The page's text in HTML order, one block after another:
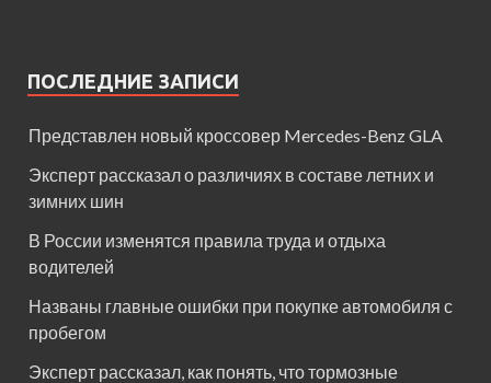
ПОСЛЕДНИЕ ЗАПИСИ
Представлен новый кроссовер Mercedes-Benz GLA
Эксперт рассказал о различиях в составе летних и
зимних шин
В России изменятся правила труда и отдыха
водителей
Названы главные ошибки при покупке автомобиля с
пробегом
Эксперт рассказал, как понять, что тормозные